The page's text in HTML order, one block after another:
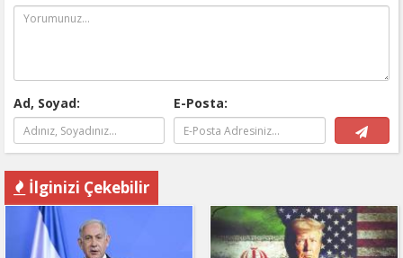
Ad, Soyad: E-Posta:
İlginizi Çekebilir